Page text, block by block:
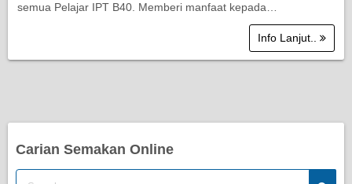
semua Pelajar IPT B40. Memberi manfaat kepada…
Info Lanjut..
Carian Semakan Online